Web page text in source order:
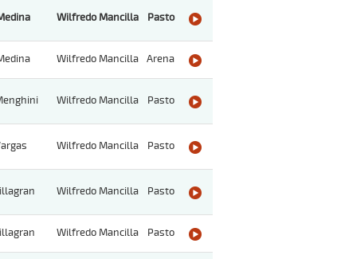
Wilfredo Mancilla Pasto
Wilfredo Mancilla Arena
Wilfredo Mancilla Pasto
Wilfredo Mancilla Pasto
Wilfredo Mancilla Pasto
Wilfredo Mancilla Pasto